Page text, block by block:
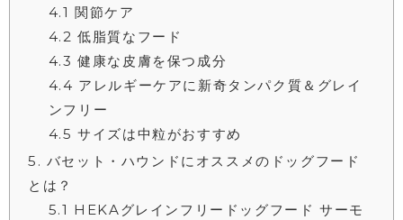
4.1 関節ケア
4.2 低脂質なフード
4.3 健康な皮膚を保つ成分
4.4 アレルギーケアに新奇タンパク質＆グレイ
ンフリー
4.5 サイズは中粒がおすすめ
5
バセット・ハウンドにオススメのドッグフード
とは？
5.1 HEKAグレインフリードッグフード サーモ